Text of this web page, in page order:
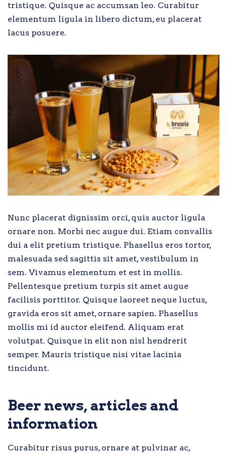
tristique. Quisque ac accumsan leo. Curabitur
elementum ligula in libero dictum, eu placerat
lacus posuere.
Nunc placerat dignissim orci, quis auctor ligula
ornare non. Morbi nec augue dui. Etiam convallis
dui a elit pretium tristique. Phasellus eros tortor,
malesuada sed sagittis sit amet, vestibulum in
sem. Vivamus elementum et est in mollis.
Pellentesque pretium turpis sit amet augue
facilisis porttitor. Quisque laoreet neque luctus,
gravida eros sit amet, ornare sapien. Phasellus
mollis mi id auctor eleifend. Aliquam erat
volutpat. Quisque in elit non nisl hendrerit
semper. Mauris tristique nisi vitae lacinia
tincidunt.
Beer news, articles and
information
Curabitur risus purus, ornare at pulvinar ac,